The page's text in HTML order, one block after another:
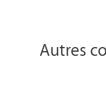
Autres